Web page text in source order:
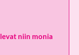
niin monia